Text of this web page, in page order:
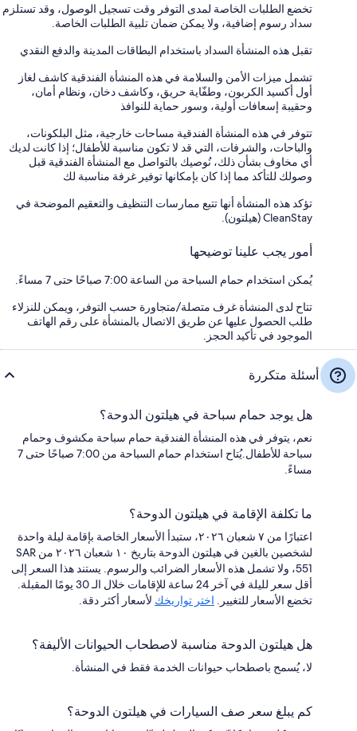
تخضع الطلبات الخاصة لمدى التوفر وقت تسجيل الوصول، وقد تستلزم
سداد رسوم إضافية، ولا يمكن ضمان تلبية الطلبات الخاصة.
تقبل هذه المنشأة السداد باستخدام البطاقات المدينة والدفع النقدي
تشمل ميزات الأمن والسلامة في هذه المنشأة الفندقية كاشف لغاز
أول أكسيد الكربون، وطفّاية حريق، وكاشف دخان، ونظام أمان،
وحقيبة إسعافات أولية، وسور حماية للنوافذ
تتوفر في هذه المنشأة الفندقية مساحات خارجية، مثل البلكونات،
والباحات، والشرفات، التي قد لا تكون مناسبة للأطفال؛ إذا كانت لديك
أي مخاوف بشأن ذلك، نُوصيك بالتواصل مع المنشأة الفندقية قبل
وصولك للتأكد مما إذا كان بإمكانها توفير غرفة مناسبة لك
تؤكد هذه المنشأة أنها تتبع ممارسات التنظيف والتعقيم الموضحة في
CleanStay (هيلتون).
أمور يجب علينا توضيحها
يُمكن استخدام حمام السباحة من الساعة 7:00 صباحًا حتى 7 مساءً.
تتاح لدى المنشأة غرف متصلة/متجاورة حسب التوفر، ويمكن للنزلاء
طلب الحصول عليها عن طريق الاتصال بالمنشأة على رقم الهاتف
الموجود في تأكيد الحجز.
أسئلة متكررة
هل يوجد حمام سباحة في هيلتون الدوحة؟
نعم، يتوفر في هذه المنشأة الفندقية حمام سباحة مكشوف وحمام
سباحة للأطفال.يُتاح استخدام حمام السباحة من 7:00 صباحًا حتى 7
مساءً.
ما تكلفة الإقامة في هيلتون الدوحة؟
اعتبارًا من ٧ شعبان ٢٠٢٦، ستبدأ الأسعار الخاصة بإقامة ليلة واحدة
لشخصين بالغين في هيلتون الدوحة بتاريخ ١٠ شعبان ٢٠٢٦ من SAR
551، ولا تشمل هذه الأسعار الضرائب والرسوم. يستند هذا السعر إلى
أقل سعر لليلة في آخر 24 ساعة للإقامات خلال الـ 30 يومًا المقبلة.
تخضع الأسعار للتغيير. اختر تواريخك لأسعار أكثر دقة.
هل هيلتون الدوحة مناسبة لاصطحاب الحيوانات الأليفة؟
لا، يُسمح باصطحاب حيوانات الخدمة فقط في المنشأة.
كم يبلغ سعر صف السيارات في هيلتون الدوحة؟